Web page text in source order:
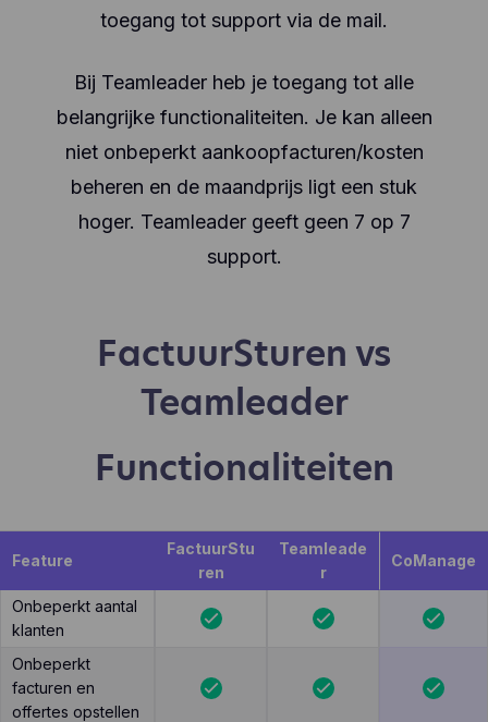
toegang tot support via de mail.
Bij Teamleader heb je toegang tot alle
belangrijke functionaliteiten. Je kan alleen
niet onbeperkt aankoopfacturen/kosten
beheren en de maandprijs ligt een stuk
hoger. Teamleader geeft geen 7 op 7
support.
FactuurSturen vs
Teamleader
Functionaliteiten
Feature
FactuurStu
ren
Teamleade
r
CoManage
Onbeperkt aantal
klanten
Onbeperkt
facturen en
offertes opstellen